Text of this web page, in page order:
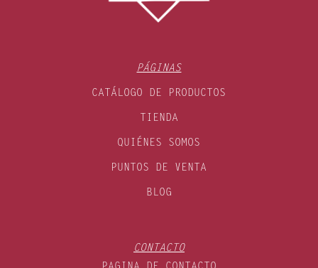
PÁGINAS
CATÁLOGO DE PRODUCTOS
TIENDA
QUIÉNES SOMOS
PUNTOS DE VENTA
BLOG
CONTACTO